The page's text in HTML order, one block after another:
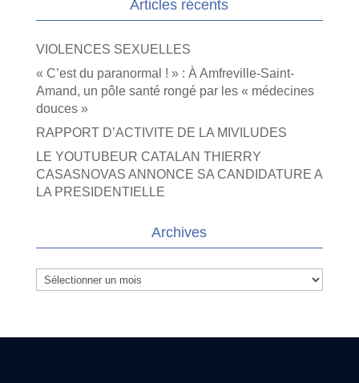
Articles récents
VIOLENCES SEXUELLES
« C’est du paranormal ! » : À Amfreville-Saint-
Amand, un pôle santé rongé par les « médecines
douces »
RAPPORT D’ACTIVITE DE LA MIVILUDES
LE YOUTUBEUR CATALAN THIERRY
CASASNOVAS ANNONCE SA CANDIDATURE A
LA PRESIDENTIELLE
Archives
Archives